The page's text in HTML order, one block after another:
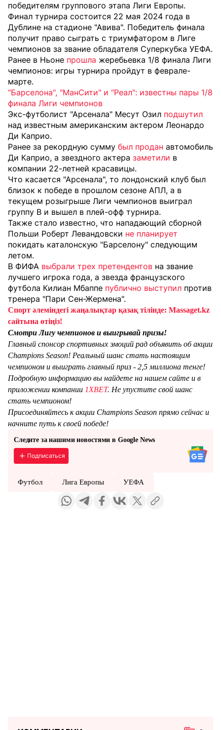
победителям группового этапа Лиги Европы.
Финал турнира состоится 22 мая 2024 года в
Дублине на стадионе "Авива". Победитель финала
получит право сыграть с триумфатором в Лиге
чемпионов за звание обладателя Суперкубка УЕФА.
Ранее в Ньоне прошла жеребьевка 1/8 финала Лиги
чемпионов: игры турнира пройдут в феврале-
марте.
"Барселона", "МанСити" и "Реал": известны пары 1/8
финала Лиги чемпионов
Экс-футболист "Арсенала" Месут Озил подшутил
над известным американским актером Леонардо
Ди Каприо.
Ранее за рекордную сумму был продан автомобиль
Ди Каприо, а звездного актера заметили в
компании 22-летней красавицы.
Что касается "Арсенала", то лондонский клуб был
близок к победе в прошлом сезоне АПЛ, а в
текущем розыгрыше Лиги чемпионов выиграл
группу В и вышел в плей-офф турнира.
Также стало известно, что нападающий сборной
Польши Роберт Левандовски не планирует
покидать каталонскую "Барселону" следующим
летом.
В ФИФА выбрали трех претендентов на звание
лучшего игрока года, а звезда французского
футбола Килиан Мбаппе публично выступил против
тренера "Пари Сен-Жермена".
Спорт әлеміндегі жаңалықтар қазақ тілінде: Massaget.kz
сайтына өтіңіз!
Смотри Лигу чемпионов и выигрывай призы!
Главный спонсор спортивных эмоций рад объявить об акции
Champions Season! Реальный шанс стать настоящим
чемпионом и выиграть главный приз - 2,5 миллиона тенге!
Подробную информацию вы найдете на нашем сайте и в
приложении компании 1XBET. Не упустите свой шанс
стать чемпионом!
Присоединяйтесь к акции Champions Season прямо сейчас и
начните путь к своей победе!
Следите за нашими новостями в Google News
Подписаться
Футбол Лига Европы УЕФА